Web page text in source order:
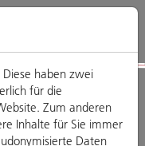
haben zwei
für die
Zum anderen
Inhalte für Sie immer
Daten